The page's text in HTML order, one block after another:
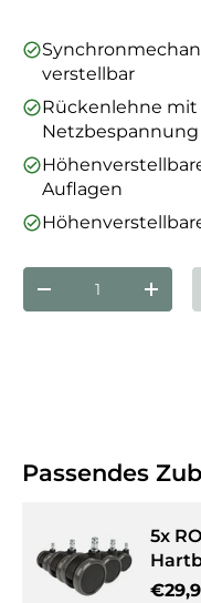
verstellbar
Rückenlehne
Netzbespannung
Auflagen
Menge verringern
Passendes
5x